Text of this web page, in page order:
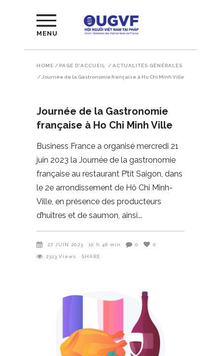
MENU
HOME / PAGE D'ACCUEIL / ACTUALITÉS GÉNÉRALES
/ Journée de la Gastronomie française à Ho Chi Minh Ville
Journée de la Gastronomie
française à Ho Chi Minh Ville
Business France a organisé mercredi 21
juin 2023 la Journée de la gastronomie
française au restaurant P’tit Saigon, dans
le 2e arrondissement de Hô Chi Minh-
Ville, en présence des producteurs
d’huîtres et de saumon, ainsi
27 JUIN 2023 10 h 46 min 0 0
2313 Views SHARE